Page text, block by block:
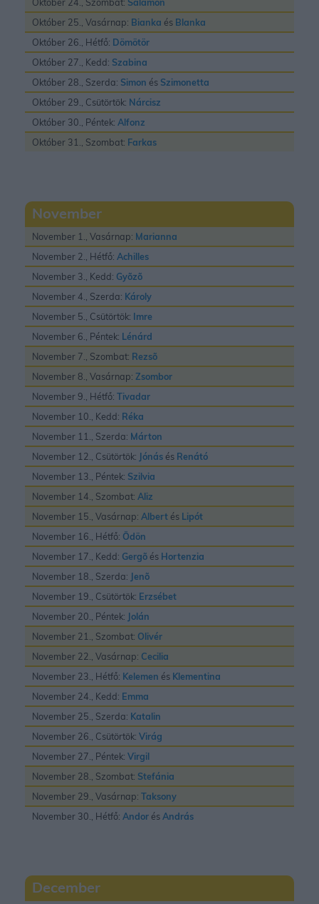
Október 25., Vasárnap: Bianka és Blanka
Október 26., Hétfő: Dömötör
Október 27., Kedd: Szabina
Október 28., Szerda: Simon és Szimonetta
Október 29., Csütörtök: Nárcisz
Október 30., Péntek: Alfonz
Október 31., Szombat: Farkas
November
November 1., Vasárnap: Marianna
November 2., Hétfő: Achilles
November 3., Kedd: Gyõzõ
November 4., Szerda: Károly
November 5., Csütörtök: Imre
November 6., Péntek: Lénárd
November 7., Szombat: Rezsõ
November 8., Vasárnap: Zsombor
November 9., Hétfő: Tivadar
November 10., Kedd: Réka
November 11., Szerda: Márton
November 12., Csütörtök: Jónás és Renátó
November 13., Péntek: Szilvia
November 14., Szombat: Aliz
November 15., Vasárnap: Albert és Lipót
November 16., Hétfő: Ödön
November 17., Kedd: Gergõ és Hortenzia
November 18., Szerda: Jenõ
November 19., Csütörtök: Erzsébet
November 20., Péntek: Jolán
November 21., Szombat: Olivér
November 22., Vasárnap: Cecilia
November 23., Hétfő: Kelemen és Klementina
November 24., Kedd: Emma
November 25., Szerda: Katalin
November 26., Csütörtök: Virág
November 27., Péntek: Virgil
November 28., Szombat: Stefánia
November 29., Vasárnap: Taksony
November 30., Hétfő: Andor ésAndrás
December